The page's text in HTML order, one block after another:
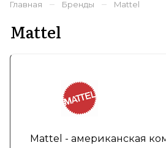
Главная – Бренды – Mattel
Mattel
Mattel - американская